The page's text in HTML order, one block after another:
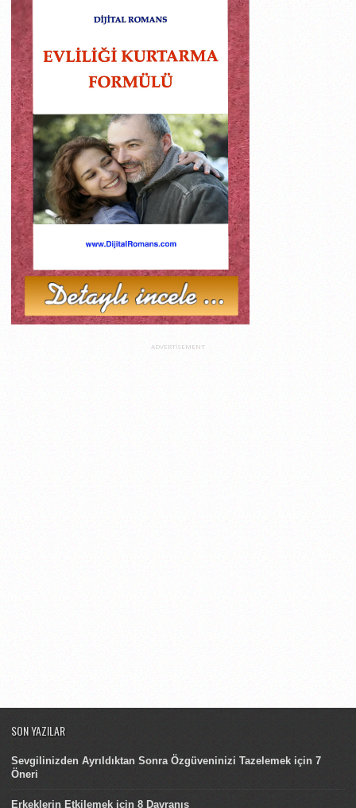
ADVERTISEMENT
SON YAZILAR
Sevgilinizden Ayrıldıktan Sonra Özgüveninizi Tazelemek için 7
Öneri
Erkeklerin Etkilemek için 8 Davranış